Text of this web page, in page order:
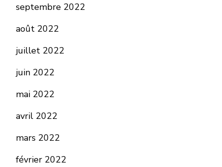
septembre 2022
août 2022
juillet 2022
juin 2022
mai 2022
avril 2022
mars 2022
février 2022